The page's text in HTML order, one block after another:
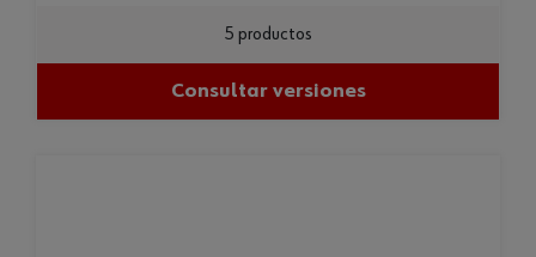
5 productos
Consultar versiones